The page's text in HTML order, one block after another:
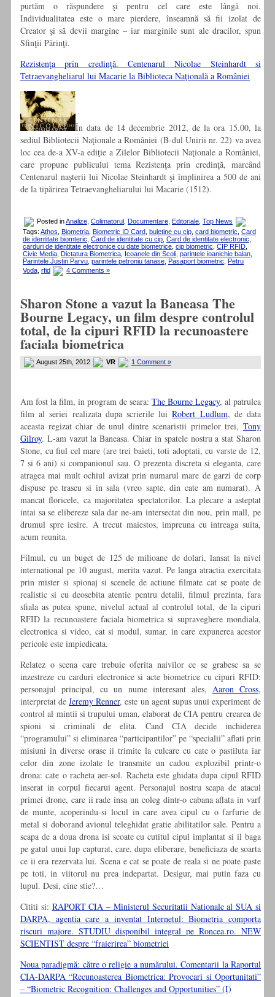
purtăm o răspundere şi pentru cel care este lângă noi.
Individualitatea este o mare pierdere, înseamnă să fii izolat de
Creator şi să devii margine – iar marginile sunt ale dracilor, spun
Sfinţii Părinţi.
Rezistenţa prin credinţă. Centenarul Nicolae Steinhardt si
Tetraevangheliarul lui Macarie la Biblioteca Naţională a României
În data de 14 decembrie 2012, de la ora 15.00, la
sediul Bibliotecii Naţionale a României (B-dul Unirii nr. 22) va avea
loc cea de-a XV-a ediţie a Zilelor Bibliotecii Naţionale a României,
care propune publicului tema Rezistenţa prin credinţă, marcând
Centenarul naşterii lui Nicolae Steinhardt şi împlinirea a 500 de ani
de la tipărirea Tetraevangheliarului lui Macarie (1512).
Posted inAnalize Colimatorul Documentare Editoriale Top News
Tags: Athos Biometria Biometric ID Card buletine cu cip card biometric Card
de identitate biomteric Card de identitate cu cip Card de identitate electronic
carduri de identitate electronice cu date biometrice cip biometric CIP RFID
Civic Media Dictatura Biometrica Icoanele din Scoli parintele ioanichie balan
Parintele Justin Parvu parintele petroniu tanase Pasaport biometric Petru
Voda rfid 4 Comments »
Sharon Stone a vazut la Baneasa The
Bourne Legacy, un film despre controlul
total, de la cipuri RFID la recunoastere
faciala biometrica
August 25th, 2012 VR 1 Comment »
Am fost la film, in program de seara: The Bourne Legacy, al patrulea
film al seriei realizata dupa scrierile luiRobert Ludlum, de data
aceasta regizat chiar de unul dintre scenaristii primelor trei, Tony
Gilroy. L-am vazut la Baneasa. Chiar in spatele nostru a stat Sharon
Stone, cu fiul cel mare (are trei baieti, toti adoptati, cu varste de 12,
7 si 6 ani) si companionul sau. O prezenta discreta si eleganta, care
atragea mai mult ochiul avizat prin numarul mare de garzi de corp
dispuse pe traseu si in sala (vreo sapte, din cate am numarat). A
mancat floricele, ca majoritatea spectatorilor. La plecare a asteptat
intai sa se elibereze sala dar ne-am intersectat din nou, prin mall, pe
drumul spre iesire. A trecut maiestos, impreuna cu intreaga suita,
acum reunita.
Filmul, cu un buget de 125 de milioane de dolari, lansat la nivel
international pe 10 august, merita vazut. Pe langa atractia exercitata
prin mister si spionaj si scenele de actiune filmate cat se poate de
realistic si cu deosebita atentie pentru detalii, filmul prezinta, fara
sfiala as putea spune, nivelul actual al controlul total, de la cipuri
RFID la recunoastere faciala biometrica si supraveghere mondiala,
electronica si video, cat si modul, sumar, in care expunerea acestor
pericole este impiedicata.
Relatez o scena care trebuie oferita naivilor ce se grabesc sa se
inzestreze cu carduri electronice si acte biometrice cu cipuri RFID:
personajul principal, cu un nume interesant ales, Aaron Cross,
interpretat deJeremy Renner, este un agent supus unui experiment de
control al mintii si trupului uman, elaborat de CIA pentru crearea de
spioni si criminali de elita. Cand CIA decide inchiderea
“programului” si eliminarea “participantilor” pe “specialii” aflati prin
misiuni in diverse orase ii trimite la culcare cu cate o pastiluta iar
celor din zone izolate le transmite un cadou explozibil printr-o
drona: cate o racheta aer-sol. Racheta este ghidata dupa cipul RFID
inserat in corpul fiecarui agent. Personajul nostru scapa de atacul
primei drone, care ii rade insa un coleg dintr-o cabana aflata in varf
de munte, acoperindu-si locul in care avea cipul cu o farfurie de
metal si doborand avionul teleghidat gratie abilitatilor sale. Pentru a
scapa de a doua drona isi scoate cu cutitul cipul implantat si il baga
pe gatul unui lup capturat, care, dupa eliberare, beneficiaza de soarta
ce ii era rezervata lui. Scena e cat se poate de reala si ne poate paste
pe toti, in viitorul nu prea indepartat. Desigur, mai putin faza cu
lupul. Desi, cine stie?…
Cititi si: RAPORT CIA – Ministerul Securitatii Nationale al SUA si
DARPA, agentia care a inventat Internetul: Biometria comporta
riscuri majore. STUDIU disponibil integral pe Roncea.ro. NEW
SCIENTIST despre “fraierirea” biometriei
Noua paradigmă: către o religie a numărului. Comentarii la Raportul
CIA-DARPA “Recunoasterea Biometrica: Provocari si Oportunitati”
– “Biometric Recognition: Challenges and Opportunities” (I)